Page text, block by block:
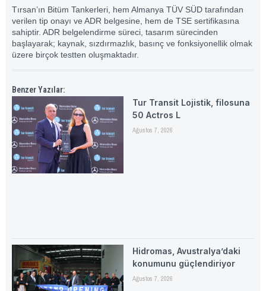
Tırsan’ın Bitüm Tankerleri, hem Almanya TÜV SÜD tarafından
verilen tip onayı ve ADR belgesine, hem de TSE sertifikasına
sahiptir. ADR belgelendirme süreci, tasarım sürecinden
başlayarak; kaynak, sızdırmazlık, basınç ve fonksiyonellik olmak
üzere birçok testten oluşmaktadır.
Benzer Yazılar:
Tur Transit Lojistik, filosuna
50 Actros L
Ağustos 7, 2026
Hidromas, Avustralya’daki
konumunu güçlendiriyor
Ağustos 7, 2026